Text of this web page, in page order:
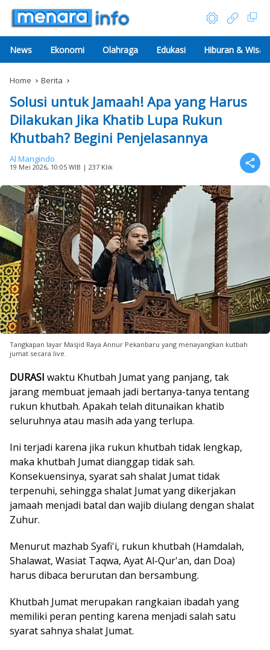
News Ekonomi Olahraga Edukasi Hiburan &
Home Berita
Solusi untuk Jamaah! Apa yang Harus
Dilakukan Jika Khatib Lupa Rukun
Khutbah? Begini Penjelasannya
Al Mangindo
19 Mei 2026, 10:05 WIB | 237 Klik
Tangkapan layar Masjid Raya Annur Pekanbaru yang menayangkan kutbah
jumat secara live.
DURASI waktu Khutbah Jumat yang panjang, tak
jarang membuat jemaah jadi bertanya-tanya tentang
rukun khutbah. Apakah telah ditunaikan khatib
seluruhnya atau masih ada yang terlupa.
Ini terjadi karena jika rukun khutbah tidak lengkap,
maka khutbah Jumat dianggap tidak sah.
Konsekuensinya, syarat sah shalat Jumat tidak
terpenuhi, sehingga shalat Jumat yang dikerjakan
jamaah menjadi batal dan wajib diulang dengan shalat
Zuhur.
Menurut mazhab Syafi'i, rukun khutbah (Hamdalah,
Shalawat, Wasiat Taqwa, Ayat Al-Qur'an, dan Doa)
harus dibaca berurutan dan bersambung.
Khutbah Jumat merupakan rangkaian ibadah yang
memiliki peran penting karena menjadi salah satu
syarat sahnya shalat Jumat.